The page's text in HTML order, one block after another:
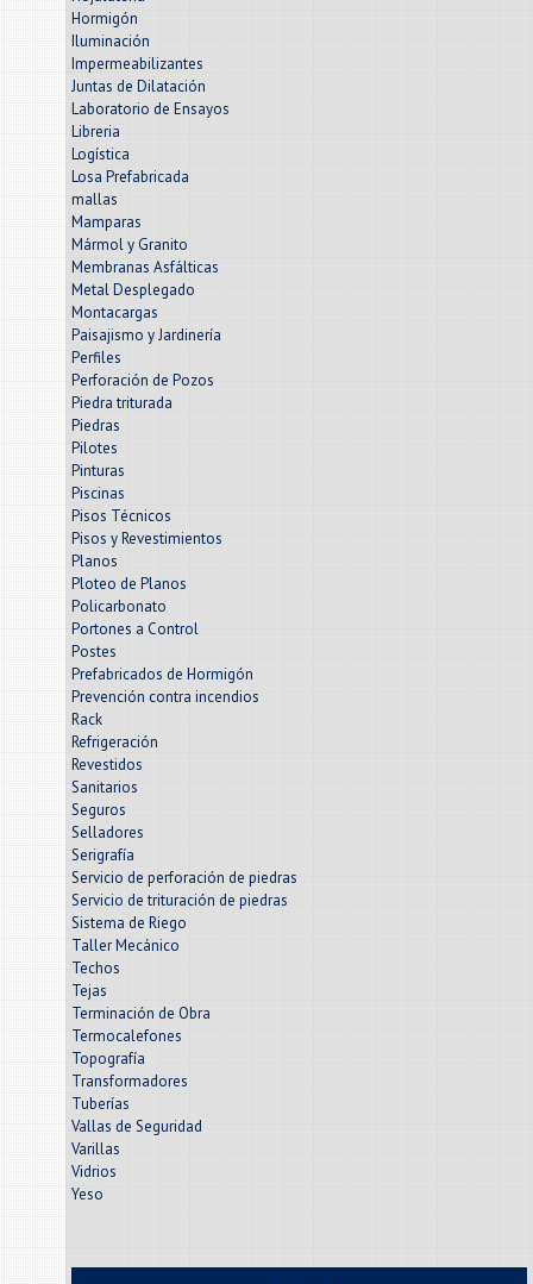
Hormigón
Iluminación
Impermeabilizantes
Juntas de Dilatación
Laboratorio de Ensayos
Libreria
Logística
Losa Prefabricada
mallas
Mamparas
Mármol y Granito
Membranas Asfálticas
Metal Desplegado
Montacargas
Paisajismo y Jardinería
Perfiles
Perforación de Pozos
Piedra triturada
Piedras
Pilotes
Pinturas
Piscinas
Pisos Técnicos
Pisos y Revestimientos
Planos
Ploteo de Planos
Policarbonato
Portones a Control
Postes
Prefabricados de Hormigón
Prevención contra incendios
Rack
Refrigeración
Revestidos
Sanitarios
Seguros
Selladores
Serigrafía
Servicio de perforación de piedras
Servicio de trituración de piedras
Sistema de Riego
Taller Mecánico
Techos
Tejas
Terminación de Obra
Termocalefones
Topografía
Transformadores
Tuberías
Vallas de Seguridad
Varillas
Vidrios
Yeso